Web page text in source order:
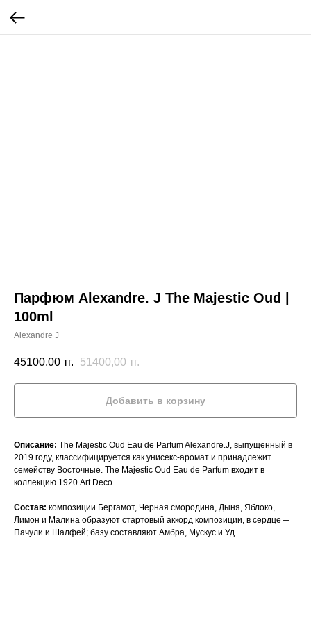
Парфюм Alexandre. J The Majestic Oud |
100ml
Alexandre J
45100,00 тг. 51400,00 тг.
Добавить в корзину
Описание: The Majestic Oud Eau de Parfum Alexandre.J, выпущенный в
2019 году, классифицируется как унисекс-аромат и принадлежит
семейству Восточные. The Majestic Oud Eau de Parfum входит в
коллекцию 1920 Art Deco.
Состав: композиции Бергамот, Черная смородина, Дыня, Яблоко,
Лимон и Малина образуют стартовый аккорд композиции, в сердце ─
Пачули и Шалфей; базу составляют Амбра, Мускус и Уд.